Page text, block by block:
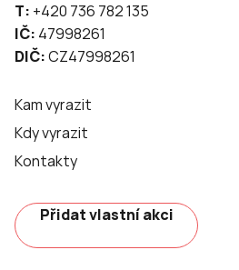
T: +420 736 782 135
IČ: 47998261
DIČ:CZ47998261
Kam vyrazit
Kdy vyrazit
Kontakty
Přidat vlastní akci